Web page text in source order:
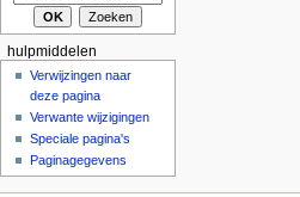
hulpmiddelen
Verwijzingen naar
deze pagina
Verwante wijzigingen
Speciale pagina's
Paginagegevens